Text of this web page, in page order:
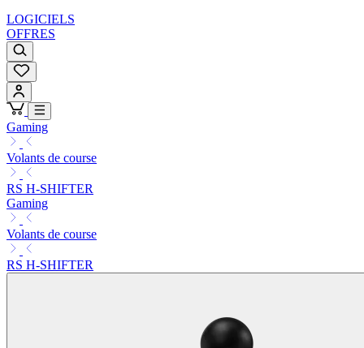
LOGICIELS
OFFRES
Gaming
Volants de course
RS H-SHIFTER
Gaming
Volants de course
RS H-SHIFTER